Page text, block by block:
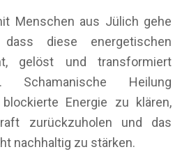
Menschen aus Jülich gehe
diese energetischen
gelöst und transformiert
Schamanische Heilung
Energie zu klären,
zurückzuholen und das
nachhaltig zu stärken.